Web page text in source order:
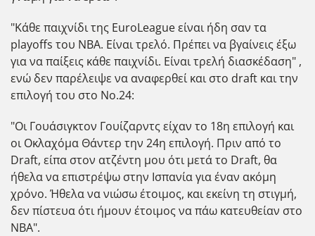
"Κάθε παιχνίδι της EuroLeague είναι ήδη σαν τα
playoffs του NBA. Είναι τρελό. Πρέπει να βγαίνεις έξω
για να παίξεις κάθε παιχνίδι. Είναι τρελή διασκέδαση" ,
ενώ δεν παρέλειψε να αναφερθεί και στο draft και την
επιλογή του στο No.24:
"Οι Γουάσιγκτον Γουίζαρντς είχαν το 18η επιλογή και
οι Οκλαχόμα Θάντερ την 24η επιλογή. Πριν από το
Draft, είπα στον ατζέντη μου ότι μετά το Draft, θα
ήθελα να επιστρέψω στην Ισπανία για έναν ακόμη
χρόνο. Ήθελα να νιώσω έτοιμος, και εκείνη τη στιγμή,
δεν πίστευα ότι ήμουν έτοιμος να πάω κατευθείαν στο
ΝΒΑ".